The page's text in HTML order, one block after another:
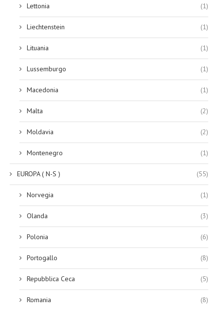
Lettonia (1)
Liechtenstein (1)
Lituania (1)
Lussemburgo (1)
Macedonia (1)
Malta (2)
Moldavia (2)
Montenegro (1)
EUROPA ( N-S ) (55)
Norvegia (1)
Olanda (3)
Polonia (6)
Portogallo (8)
Repubblica Ceca (5)
Romania (8)